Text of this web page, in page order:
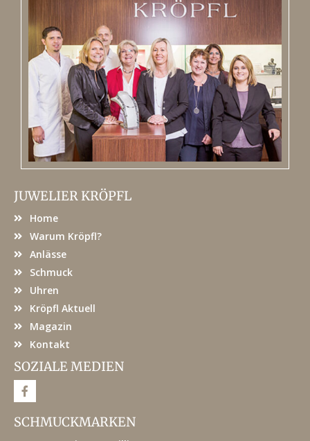
JUWELIER KRÖPFL
Home
Warum Kröpfl?
Anlässe
Schmuck
Uhren
Kröpfl Aktuell
Magazin
Kontakt
SOZIALE MEDIEN
F
a
e
b
SCHMUCKMARKEN